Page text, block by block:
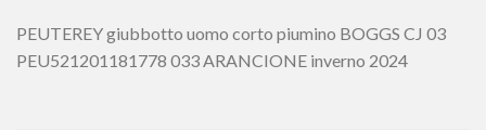
PEUTEREY giubbotto uomo corto piumino BOGGS CJ 03
PEU521201181778 033 ARANCIONE inverno 2024